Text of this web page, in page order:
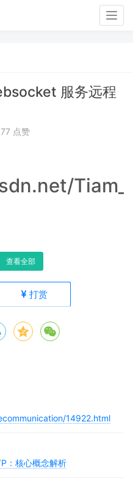
服务远程
点赞
查看全部
打赏
14922.html
：核心概念解析